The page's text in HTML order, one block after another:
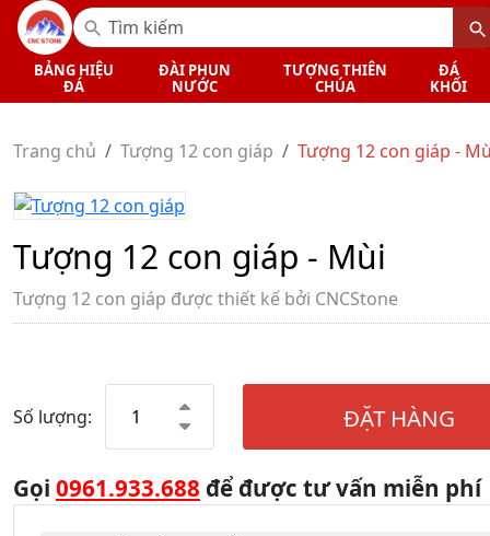
BẢNG HIỆU
ĐÁ
ĐÀI PHUN
NƯỚC
TƯỢNG THIÊN
CHÚA
ĐÁ
KHỐI
Trang chủ Tượng 12 con giáp Tượng 12 con giáp -
Tượng 12 con giáp - Mùi
Tượng 12 con giáp được thiết kế bởi CNCStone
Số lượng: ĐẶT HÀNG
Gọi 0961.933.688 để được tư vấn miễn phí